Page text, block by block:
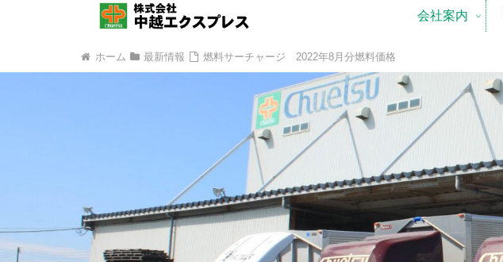
会社案内
ホーム 最新情報 燃料サーチャージ 2022年8月分燃料価格